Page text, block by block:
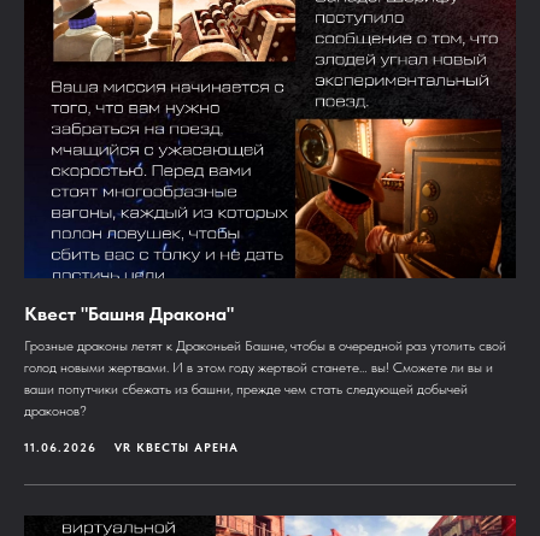
Квест "Башня Дракона"
Грозные драконы летят к Драконьей Башне, чтобы в очередной раз утолить свой
голод новыми жертвами. И в этом году жертвой станете… вы! Сможете ли вы и
ваши попутчики сбежать из башни, прежде чем стать следующей добычей
драконов?
11.06.2026 VR КВЕСТЫ АРЕНА